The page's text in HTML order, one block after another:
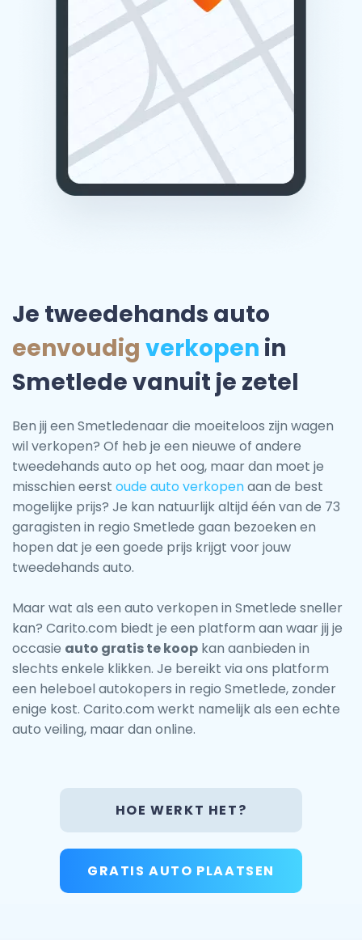
Je tweedehands auto
eenvoudig verkopen in
Smetlede vanuit je zetel
Ben jij een Smetledenaar die moeiteloos zijn wagen
wil verkopen? Of heb je een nieuwe of andere
tweedehands auto op het oog, maar dan moet je
misschien eerst oude auto verkopenaan de best
mogelijke prijs? Je kan natuurlijk altijd één van de 73
garagisten in regio Smetlede gaan bezoeken en
hopen dat je een goede prijs krijgt voor jouw
tweedehands auto.
Maar wat als een auto verkopen in Smetlede sneller
kan? Carito.com biedt je een platform aan waar jij je
occasie auto gratis te koop kan aanbieden in
slechts enkele klikken. Je bereikt via ons platform
een heleboel autokopers in regio Smetlede, zonder
enige kost. Carito.com werkt namelijk als een echte
auto veiling, maar dan online.
HOE WERKT HET?
GRATIS AUTO PLAATSEN